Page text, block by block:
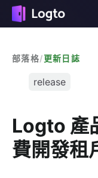
部落格/更新日誌
release
Logto 產
費開發租